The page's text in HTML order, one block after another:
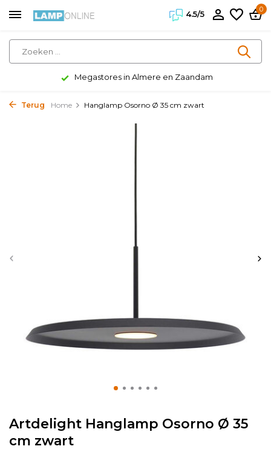
4.5/5
0
Megastores in Almere en Zaandam
Terug Home Hanglamp Osorno Ø 35 cm zwart
Artdelight Hanglamp Osorno Ø 35
cm zwart